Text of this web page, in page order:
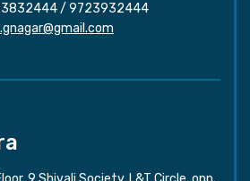
/ 9723932444